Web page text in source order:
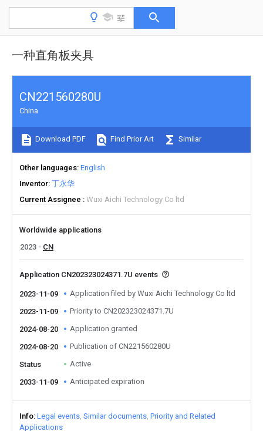
一种直角板夹具
CN221560280U
China
Download PDF Find Prior Art Similar
Other languages English
Inventor 丁永华
Current Assignee
Wuxi Aichi Technology Co ltd
Worldwide applications
2023
CN
Application CN202323024371.7U events
2023-11-09 Application filed by Wuxi Aichi Technology Co ltd
2023-11-09 Priority to CN202323024371.7U
2024-08-20 Application granted
2024-08-20 Publication of CN221560280U
Status Active
2033-11-09 Anticipated expiration
Info Legal events Similar documents Priority and Related
Applications